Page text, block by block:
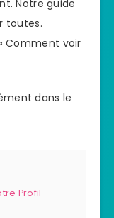
Notre guide
toutes.
Comment voir
dans le
Profil